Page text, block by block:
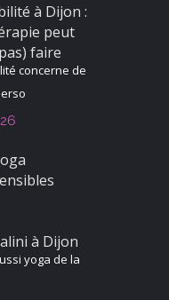
à Dijon :
peut
faire
concerne de
à Dijon
yoga de la